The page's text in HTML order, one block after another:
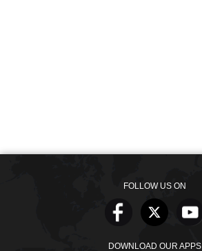
FOLLOW US ON
DOWNLOAD OUR APPS